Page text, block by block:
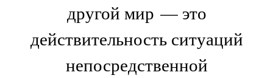
другой мир — это
действительность ситуаций
непосредственной